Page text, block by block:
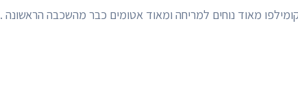
מאוד נוחים למריחה ומאוד אטומים כבר מהשכבה הראשונה .